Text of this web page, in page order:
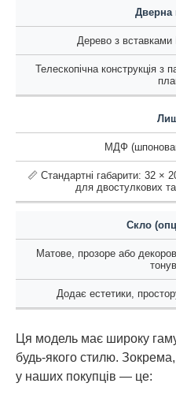
Дверна
Дерево з
Телескопічна конструкція з
МДФ
📏 Стандартні габарити: 32 ×
для двостулкових та
Скло
Матове, прозоре або
Додає естетики,
Ця модель має широку
будь-якого стилю.
у наших покупців — це: